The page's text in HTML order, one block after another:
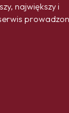
największy i